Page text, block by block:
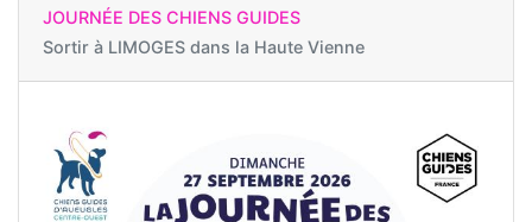
JOURNÉE DES CHIENS GUIDES
Sortir à LIMOGES dans la Haute Vienne